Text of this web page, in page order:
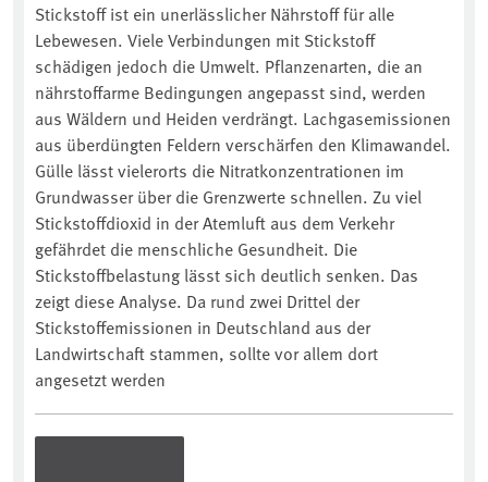
Stickstoff ist ein unerlässlicher Nährstoff für alle
Lebewesen. Viele Verbindungen mit Stickstoff
schädigen jedoch die Umwelt. Pflanzenarten, die an
nährstoffarme Bedingungen angepasst sind, werden
aus Wäldern und Heiden verdrängt. Lachgasemissionen
aus überdüngten Feldern verschärfen den Klimawandel.
Gülle lässt vielerorts die Nitratkonzentrationen im
Grundwasser über die Grenzwerte schnellen. Zu viel
Stickstoffdioxid in der Atemluft aus dem Verkehr
gefährdet die menschliche Gesundheit. Die
Stickstoffbelastung lässt sich deutlich senken. Das
zeigt diese Analyse. Da rund zwei Drittel der
Stickstoffemissionen in Deutschland aus der
Landwirtschaft stammen, sollte vor allem dort
angesetzt werden